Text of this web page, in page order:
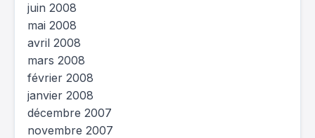
juin 2008
mai 2008
avril 2008
mars 2008
février 2008
janvier 2008
décembre 2007
novembre 2007